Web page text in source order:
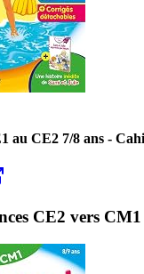
au CE2 7/8 ans -
CE2 vers CM1